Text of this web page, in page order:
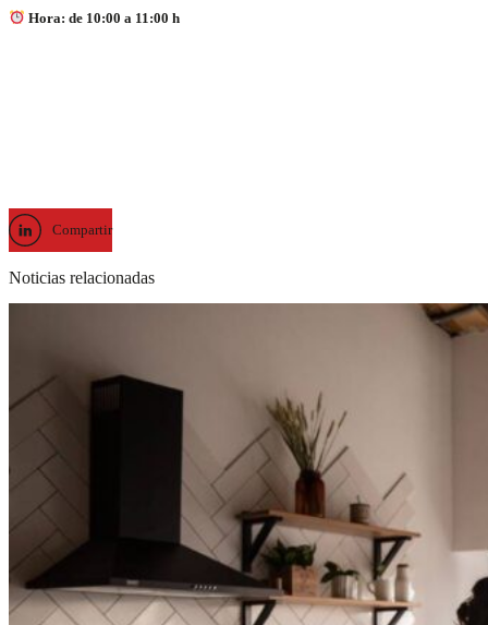
Hora: de 10:00 a 11:00 h
Compartir
Noticias relacionadas